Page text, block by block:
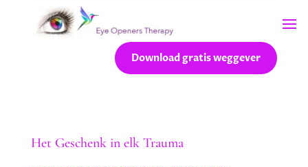
Download gratis weggever
Het Geschenk in elk Trauma